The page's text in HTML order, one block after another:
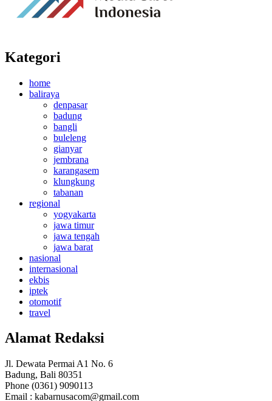
Kategori
home
baliraya
denpasar
badung
bangli
buleleng
gianyar
jembrana
karangasem
klungkung
tabanan
regional
yogyakarta
jawa timur
jawa tengah
jawa barat
nasional
internasional
ekbis
iptek
otomotif
travel
Alamat Redaksi
Jl. Dewata Permai A1 No. 6
Badung, Bali 80351
Phone (0361) 9090113
Email : kabarnusacom@gmail.com